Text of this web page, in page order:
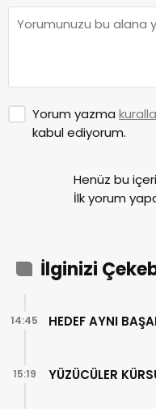
Yorum yazma
kabul ediyorum.
Henüz bu
İlk yorum
İlginizi
HEDEF AYNI
14:45
YÜZÜCÜLER
15:19